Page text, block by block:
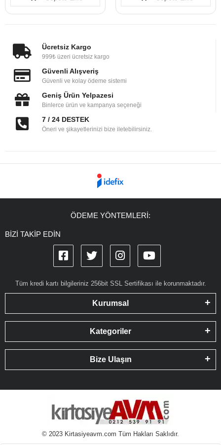
Ücretsiz Kargo
999₺ üzeri ücretsiz kargo
Güvenli Alışveriş
Güvenli ve kolay ödeme sistemi
Geniş Ürün Yelpazesi
Binlerce ürün ve kampanya seçeneği
7 / 24 DESTEK
Öneri ve şikayetlerinizi bize iletebilirsiniz.
ÖDEME YÖNTEMLERİ:
BİZİ TAKİP EDİN
Tüm kredi kartı bilgileriniz 256bit SSL Sertifikası ile korunmaktadır.
Kurumsal
Kategoriler
Bize Ulaşın
© 2023 Kirtasiyeavm.com Tüm Hakları Saklıdır.